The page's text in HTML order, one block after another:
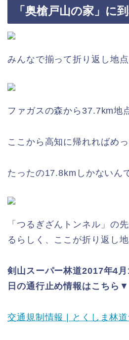
「奥槍戸山の家」に
みんなで揃って折り返し地
ファガスの森から37.7km地
ここから高知に帰れればめっ
たったの17.8kmしかないん
「つるぎざんトンネル」の
るらしく、ここが折り返し地
剣山スーパー林道2017年4
日の通行止め情報はこちら ▼
交通規制情報 | とくしま林